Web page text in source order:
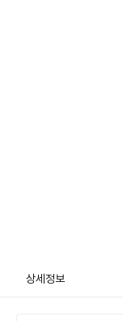
상세정보